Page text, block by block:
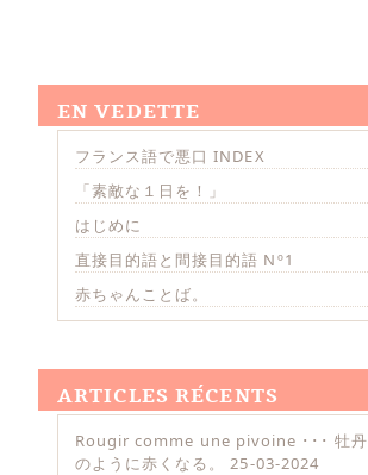
EN VEDETTE
フランス語で悪口 INDEX
「素敵な１日を！」
はじめに
直接目的語と間接目的語 Nº1
赤ちゃんことば。
ARTICLES RÉCENTS
Rougir comme une pivoine ･･･ 牡丹
のように赤くなる。
25-03-2024